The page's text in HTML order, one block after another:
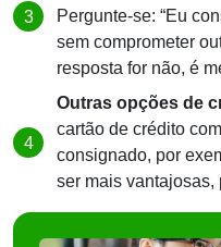
Pergunte-se: “Eu
sem comprometer
resposta for não, é
Outras opções de
cartão de crédito
consignado, por
ser mais vantajosas,